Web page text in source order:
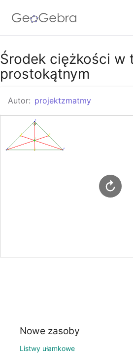
Google Classroom
Środek ciężkości w
prostokątnym
Autor: projektzmatmy
Nowe zasoby
Listwy ułamkowe